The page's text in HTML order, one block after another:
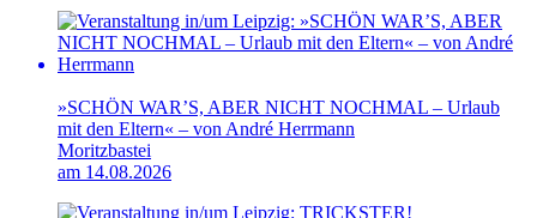
»SCHÖN WAR’S, ABER NICHT NOCHMAL – Urlaub
mit den Eltern« – von André Herrmann
Moritzbastei
am 14.08.2026